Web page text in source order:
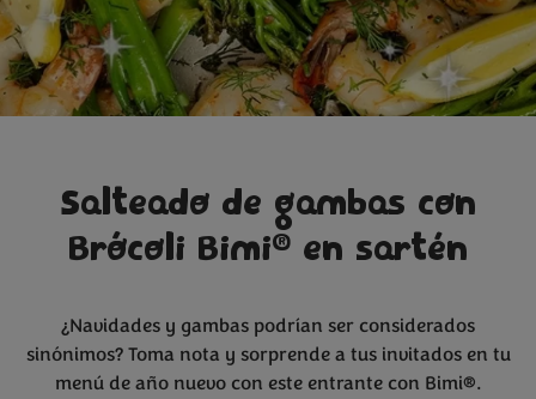
Salteado de gambas con
Brócoli Bimi® en sartén
¿Navidades y gambas podrían ser considerados
sinónimos? Toma nota y sorprende a tus invitados en tu
menú de año nuevo con este entrante con Bimi®.